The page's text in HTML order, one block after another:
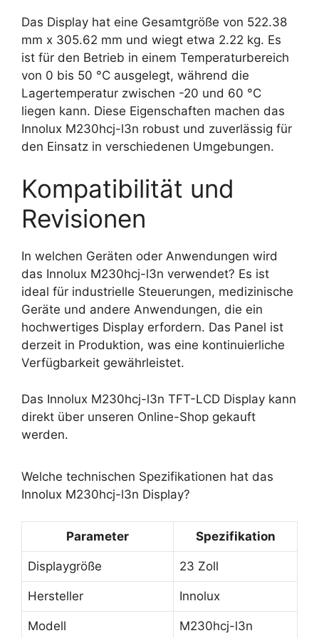
Das Display hat eine Gesamtgröße von 522.38
mm x 305.62 mm und wiegt etwa 2.22 kg. Es
ist für den Betrieb in einem Temperaturbereich
von 0 bis 50 °C ausgelegt, während die
Lagertemperatur zwischen -20 und 60 °C
liegen kann. Diese Eigenschaften machen das
Innolux M230hcj-l3n robust und zuverlässig für
den Einsatz in verschiedenen Umgebungen.
Kompatibilität und
Revisionen
In welchen Geräten oder Anwendungen wird
das Innolux M230hcj-l3n verwendet? Es ist
ideal für industrielle Steuerungen, medizinische
Geräte und andere Anwendungen, die ein
hochwertiges Display erfordern. Das Panel ist
derzeit in Produktion, was eine kontinuierliche
Verfügbarkeit gewährleistet.
Das Innolux M230hcj-l3n TFT-LCD Display kann
direkt über unseren Online-Shop gekauft
werden.
Welche technischen Spezifikationen hat das
Innolux M230hcj-l3n Display?
Parameter Spezifikation
Displaygröße 23 Zoll
Hersteller Innolux
Modell M230hcj-l3n